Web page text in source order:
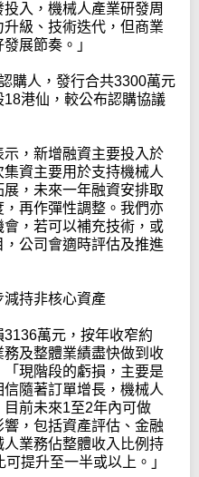
入，機械人產業研發周
級、技術迭代，但商業
展節奏。」
購人，發行合共3300萬元
港仙，較公布認購協議
，新增融資主要投入於
資主要用於支持機械人
，未來一年融資安排取
再作彈性調整。我們亦
，若可以補充技術，或
公司會適時評估及推進
持非核心資產
萬元，按年收窄約
及整體業績盡快做到收
現階段的虧損，主要是
隨著訂單增長，機械人
前未來1至2年內可做
，包括資產評估、金融
業務佔整體收入比例持
提升至一半或以上。」